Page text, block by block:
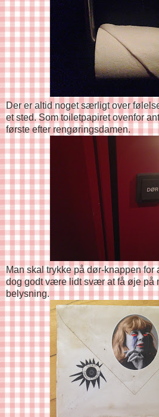
Der er altid noget særligt over
et sted. Som toiletpapiret ovenfor
første efter rengøringsdamen.
Man skal trykke på dør-knappen for
dog godt være lidt svær at få øje på
belysning.